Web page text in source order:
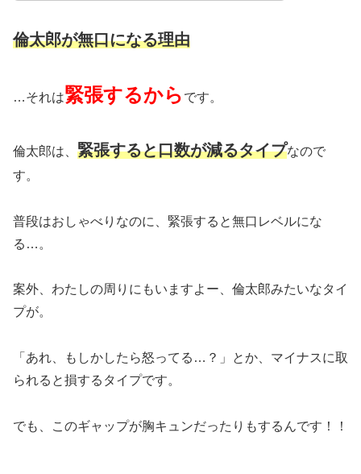
倫太郎が無口になる理由
…それは緊張するから です。
倫太郎は、 緊張すると口数が減るタイプなので
す。
普段はおしゃべりなのに、緊張すると無口レベルにな
る…。
案外、わたしの周りにもいますよー、倫太郎みたいなタイ
プが。
「あれ、もしかしたら怒ってる…？」とか、マイナスに取
られると損するタイプです。
でも、このギャップが胸キュンだったりもするんです！！